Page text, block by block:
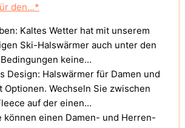
den...*
Kaltes Wetter hat mit unserem
Ski-Halswärmer auch unter den
keine...
Design: Halswärmer für Damen und
Optionen. Wechseln Sie zwischen
auf der einen...
können einen Damen- und Herren-